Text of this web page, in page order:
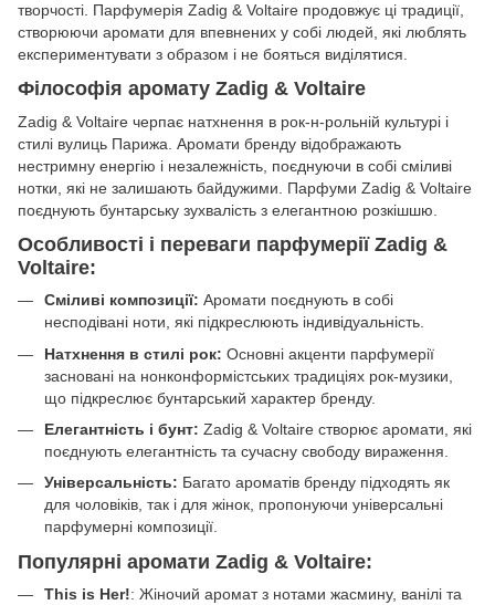
творчості. Парфумерія Zadig & Voltaire продовжує ці традиції,
створюючи аромати для впевнених у собі людей, які люблять
експериментувати з образом і не бояться виділятися.
Філософія аромату Zadig & Voltaire
Zadig & Voltaire черпає натхнення в рок-н-рольній культурі і
стилі вулиць Парижа. Аромати бренду відображають
нестримну енергію і незалежність, поєднуючи в собі сміливі
нотки, які не залишають байдужими. Парфуми Zadig & Voltaire
поєднують бунтарську зухвалість з елегантною розкішшю.
Особливості і переваги парфумерії Zadig &
Voltaire:
Сміливі композиції: Аромати поєднують в собі
несподівані ноти, які підкреслюють індивідуальність.
Натхнення в стилі рок: Основні акценти парфумерії
засновані на нонконформістських традиціях рок-музики,
що підкреслює бунтарський характер бренду.
Елегантність і бунт: Zadig & Voltaire створює аромати, які
поєднують елегантність та сучасну свободу вираження.
Універсальність: Багато ароматів бренду підходять як
для чоловіків, так і для жінок, пропонуючи універсальні
парфумерні композиції.
Популярні аромати Zadig & Voltaire:
This is Her!: Жіночий аромат з нотами жасмину, ванілі та